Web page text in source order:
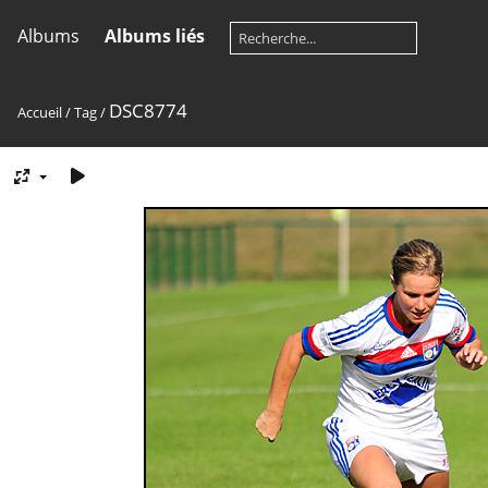
Albums Albums liés
Accueil/Tag/ DSC8774